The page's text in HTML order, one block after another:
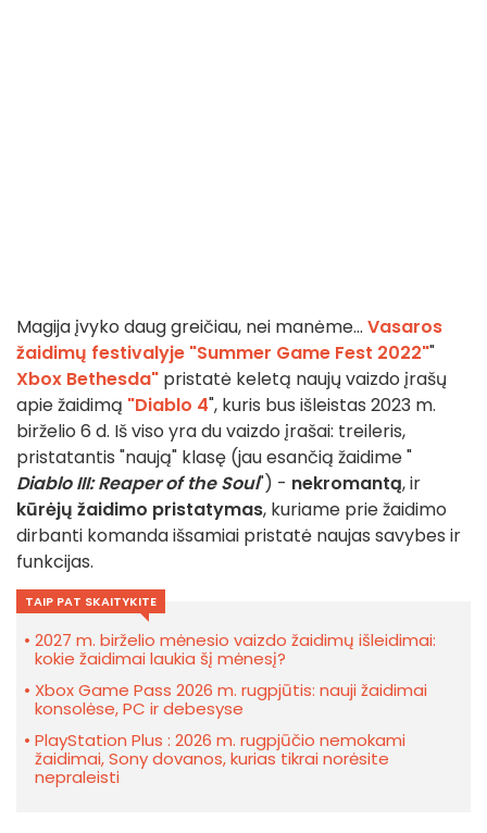
Magija įvyko daug greičiau, nei manėme... Vasaros
žaidimų festivalyje "Summer Game Fest 2022""
Xbox Bethesda" pristatė keletą naujų vaizdo įrašų
apie žaidimą "Diablo 4", kuris bus išleistas 2023 m.
birželio 6 d. Iš viso yra du vaizdo įrašai: treileris,
pristatantis "naują" klasę (jau esančią žaidime "
Diablo III: Reaper of the Soul") - nekromantą, ir
kūrėjų žaidimo pristatymas, kuriame prie žaidimo
dirbanti komanda išsamiai pristatė naujas savybes ir
funkcijas.
TAIP PAT SKAITYKITE
2027 m. birželio mėnesio vaizdo žaidimų išleidimai:
kokie žaidimai laukia šį mėnesį?
Xbox Game Pass 2026 m. rugpjūtis: nauji žaidimai
konsolėse, PC ir debesyse
PlayStation Plus : 2026 m. rugpjūčio nemokami
žaidimai, Sony dovanos, kurias tikrai norėsite
nepraleisti